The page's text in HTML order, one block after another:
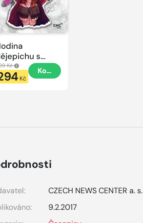
s
Kč
Kč
Koupit
CZECH NEWS CENTER a. s.
9.2.2017